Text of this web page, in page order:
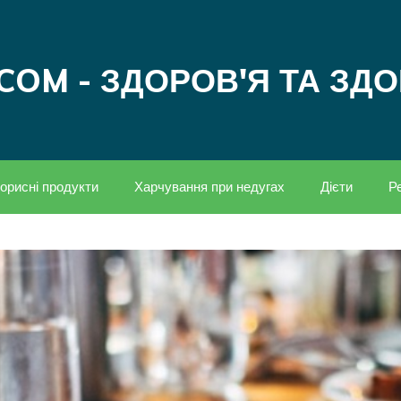
- ЗДОРОВ'Я ТА
продукти Харчування при недугах Дієти